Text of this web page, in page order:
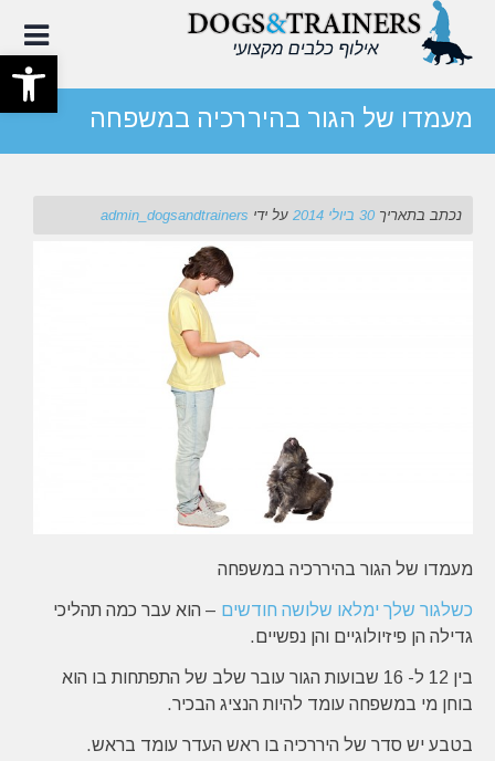
פתח
מעמדו של הגור בהיררכיה במשפחה
נכתב בתאריך 30 ביולי 2014 על ידי admin_dogsandtrainers
מעמדו של הגור בהיררכיה במשפחה
כשלגור שלך ימלאו שלושה חודשים – הוא עבר כמה תהליכי
גדילה הן פיזיולוגיים והן נפשיים.
בין 12 ל- 16 שבועות הגור עובר שלב של התפתחות בו הוא
בוחן מי במשפחה עומד להיות הנציג הבכיר.
בטבע יש סדר של היררכיה בו ראש העדר עומד בראש.